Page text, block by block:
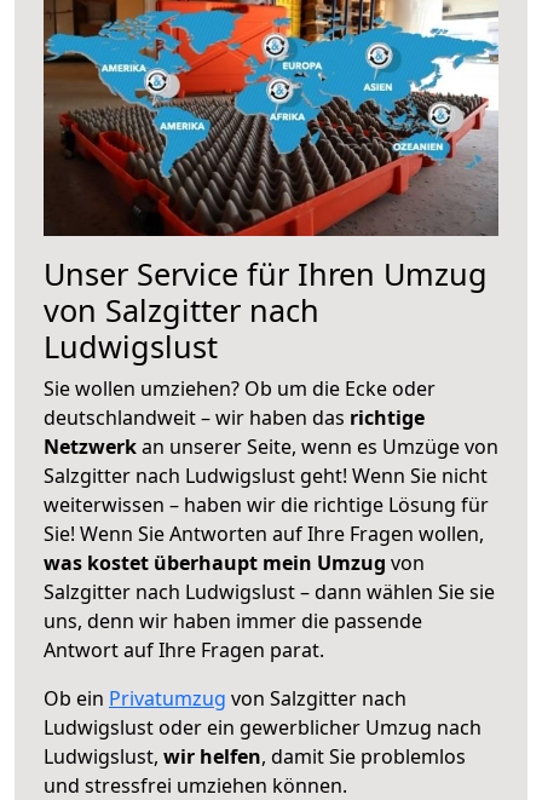
Unser Service für Ihren Umzug
von Salzgitter nach
Ludwigslust
Sie wollen umziehen? Ob um die Ecke oder
deutschlandweit – wir haben das richtige
Netzwerkan unserer Seite, wenn es Umzüge von
Salzgitter nach Ludwigslust geht! Wenn Sie nicht
weiterwissen – haben wir die richtige Lösung für
Sie! Wenn Sie Antworten auf Ihre Fragen wollen,
was kostet überhaupt mein Umzug von
Salzgitter nach Ludwigslust – dann wählen Sie sie
uns, denn wir haben immer die passende
Antwort auf Ihre Fragen parat.
Ob ein Privatumzug von Salzgitter nach
Ludwigslust oder ein gewerblicher Umzug nach
Ludwigslust, wir helfen, damit Sie problemlos
und stressfrei umziehen können.